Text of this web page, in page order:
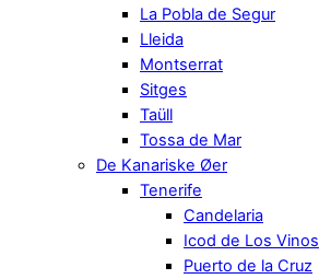
La Pobla de Segur
Lleida
Montserrat
Sitges
Taüll
Tossa de Mar
De Kanariske Øer
Tenerife
Candelaria
Icod de Los Vinos
Puerto de la Cruz